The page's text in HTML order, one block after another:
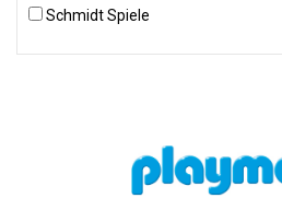
Schmidt Spiele